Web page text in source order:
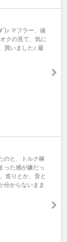
マフラー、値
クの見て、気に
買いました♪ 最
のと、トルク稼
った感が嫌だっ
造りとか、音と
分からないまま